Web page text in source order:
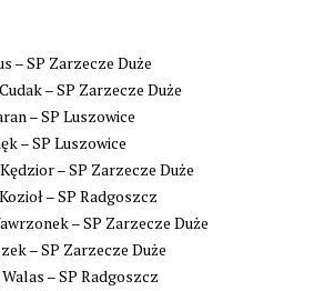
– SP Zarzecze Duże
– SP Zarzecze Duże
– SP Luszowice
– SP Luszowice
– SP Zarzecze Duże
– SP Radgoszcz
– SP Zarzecze Duże
– SP Zarzecze Duże
– SP Radgoszcz